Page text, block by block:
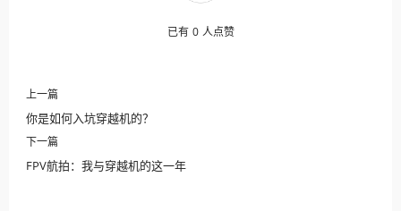
已有 0 人点赞
上一篇
你是如何入坑穿越机的？
下一篇
FPV航拍：我与穿越机的这一年